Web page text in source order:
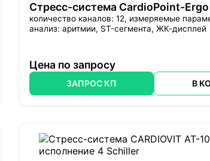
Стресс-система CardioPoint-
количество каналов: 12, измеряемые
анализ: аритмии, ST-сегмента, ЖК-дисплей
Цена по запросу
ЗАПРОС КП В